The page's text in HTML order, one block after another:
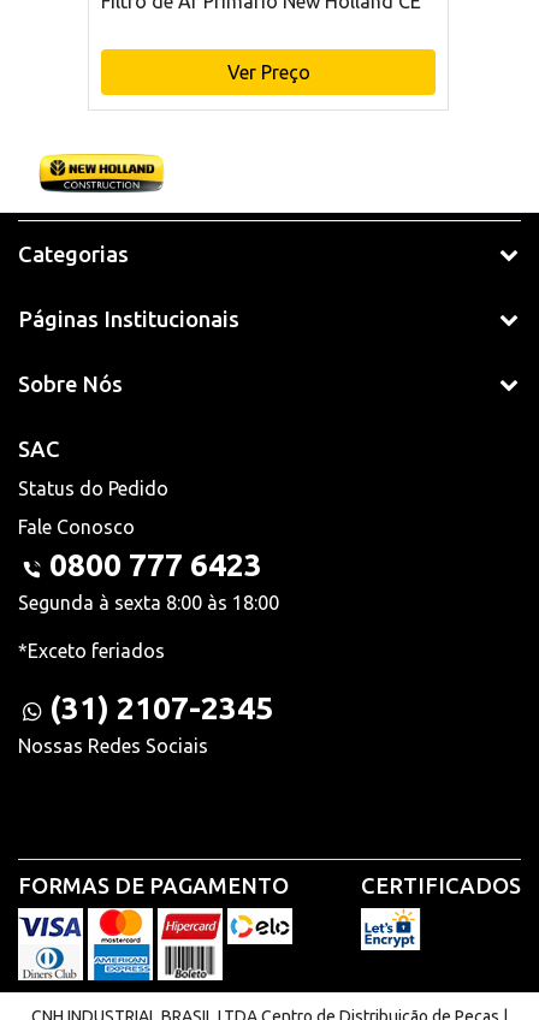
Ver Preço
Categorias
Páginas Institucionais
Sobre Nós
SAC
Status do Pedido
Fale Conosco
0800 777 6423
Segunda à sexta 8:00 às 18:00
*Exceto feriados
(31) 2107-2345
Nossas Redes Sociais
FORMAS DE PAGAMENTO CERTIFICADOS
CNH INDUSTRIAL BRASIL LTDA Centro de Distribuição de Peças |